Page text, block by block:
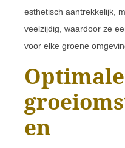
esthetisch aantrekkelijk,
veelzijdig, waardoor ze
voor elke groene
Optimale
en